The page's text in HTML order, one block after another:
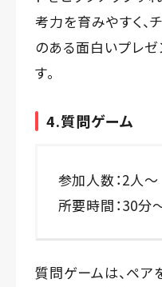
考力を育みやすく、
のある面白いプレ
す。
4.質問ゲーム
参加人数：2人～
所要時間：30分
質問ゲームは、ペア